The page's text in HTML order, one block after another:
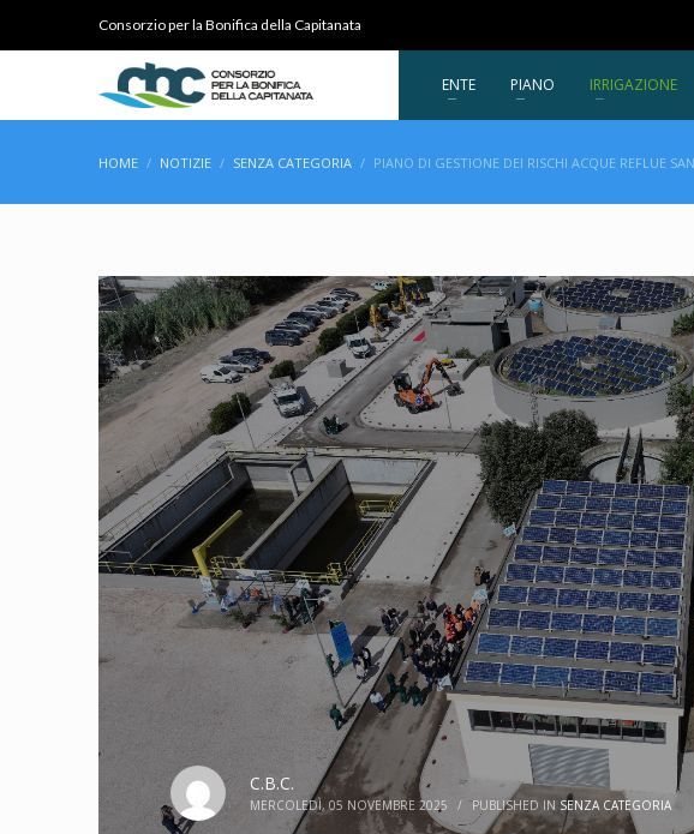
Consorzio per la Bonifica della Capitanata
ENTE PIANO IRRIGAZIONE
HOME NOTIZIE SENZA CATEGORIA PIANO DI GESTIONE DEI RISCHI ACQUE REFLUE
C.B.C.
MERCOLEDÌ, 05 NOVEMBRE 2025 / PUBLISHED IN SENZA CATEGORIA